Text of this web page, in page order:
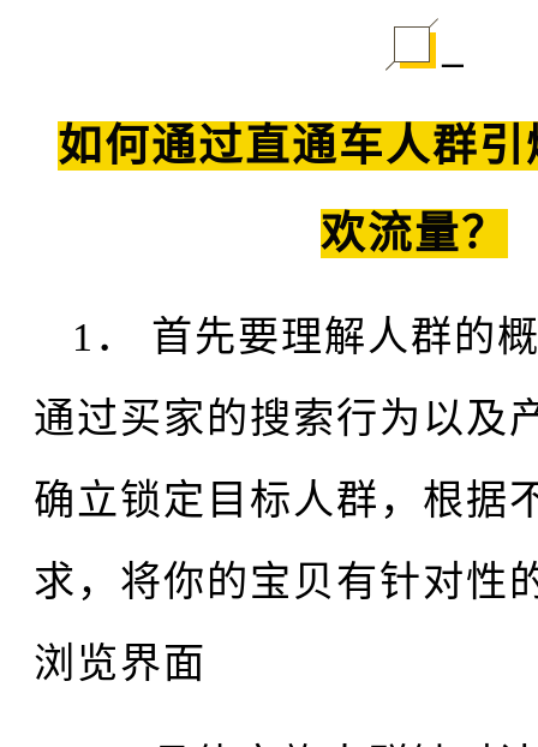
一
如何通过直通车人群
欢流量？
1． 首先要理解人群的
通过买家的搜索行为以及
确立锁定目标人群，根据
求，将你的宝贝有针对性
浏览界面